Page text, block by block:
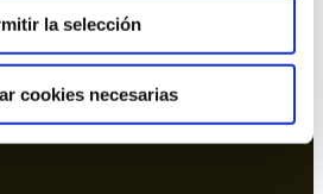
la selección
cookies necesarias
Barcelona